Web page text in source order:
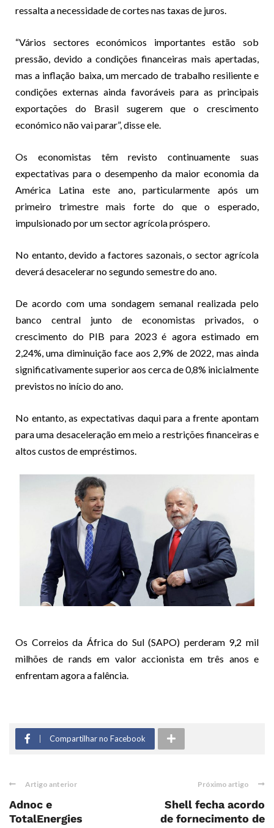
ressalta a necessidade de cortes nas taxas de juros.
“Vários sectores económicos importantes estão sob
pressão, devido a condições financeiras mais apertadas,
mas a inflação baixa, um mercado de trabalho resiliente e
condições externas ainda favoráveis para as principais
exportações do Brasil sugerem que o crescimento
económico não vai parar”, disse ele.
Os economistas têm revisto continuamente suas
expectativas para o desempenho da maior economia da
América Latina este ano, particularmente após um
primeiro trimestre mais forte do que o esperado,
impulsionado por um sector agrícola próspero.
No entanto, devido a factores sazonais, o sector agrícola
deverá desacelerar no segundo semestre do ano.
De acordo com uma sondagem semanal realizada pelo
banco central junto de economistas privados, o
crescimento do PIB para 2023 é agora estimado em
2,24%, uma diminuição face aos 2,9% de 2022, mas ainda
significativamente superior aos cerca de 0,8% inicialmente
previstos no início do ano.
No entanto, as expectativas daqui para a frente apontam
para uma desaceleração em meio a restrições financeiras e
altos custos de empréstimos.
Os Correios da África do Sul (SAPO) perderam 9,2 mil
milhões de rands em valor accionista em três anos e
enfrentam agora a falência.
Compartilhar no Facebook
Artigo anterior
Adnoc e
TotalEnergies
Próximo artigo
Shell fecha acordo
de fornecimento de